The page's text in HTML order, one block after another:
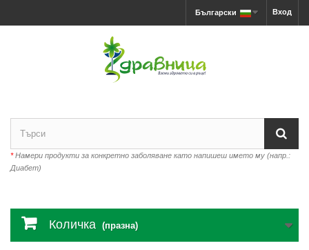
Вход
Български
*Намери продукти за конкретно заболяване като напишеш името му (напр.:
Диабет)
Количка (празна)